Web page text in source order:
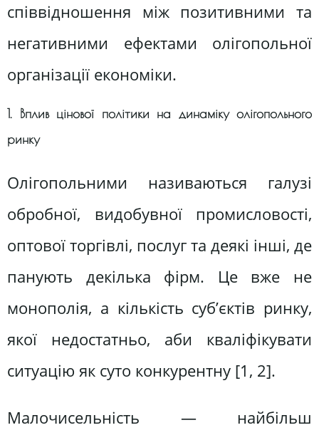
співвідношення між позитивними та
негативними ефектами олігопольної
організації економіки.
1. Вплив цінової політики на динаміку олігопольного
ринку
Олігопольними називаються галузі
обробної, видобувної промисловості,
оптової торгівлі, послуг та деякі інші, де
панують декілька фірм. Це вже не
монополія, а кількість суб’єктів ринку,
якої недостатньо, аби кваліфікувати
ситуацію як суто конкурентну [1, 2].
Малочисельність — найбільш